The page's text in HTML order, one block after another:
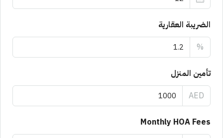
الضريبة العقارية
%
تأمين المنزل
AED
Monthly HOA Fees